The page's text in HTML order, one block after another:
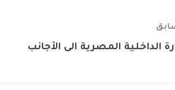
الداخلية المصرية الى الأجانب